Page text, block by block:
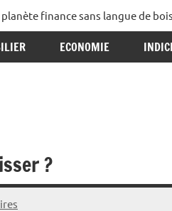
finance sans langue de
ECONOMIE
?